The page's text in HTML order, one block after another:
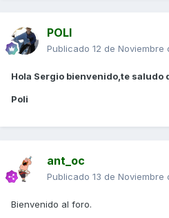
POLI
Publicado 12 de Noviembre
Hola Sergio bienvenido,te saludo
Poli
ant_oc
Publicado 13 de Noviembre
Bienvenido al foro.